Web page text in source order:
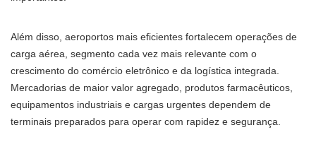
Além disso, aeroportos mais eficientes fortalecem operações de
carga aérea, segmento cada vez mais relevante com o
crescimento do comércio eletrônico e da logística integrada.
Mercadorias de maior valor agregado, produtos farmacêuticos,
equipamentos industriais e cargas urgentes dependem de
terminais preparados para operar com rapidez e segurança.